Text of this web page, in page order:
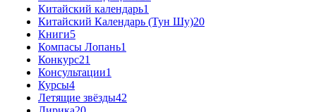
Китайский календарь1
Китайский Календарь (Тун Шу)20
Книги5
Компасы Лопань1
Конкурс21
Консультации1
Курсы4
Летящие звёзды42